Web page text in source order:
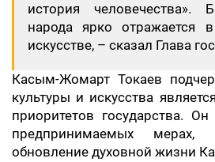
история человечества».
народа ярко отражается
искусстве, – сказал Глава
Касым-Жомарт Токаев
культуры и искусства
приоритетов государства.
предпринимаемых мерах,
обновление духовной жизни